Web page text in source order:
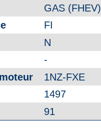
GAS (FHEV)
FI
N
-
1NZ-FXE
1497
91